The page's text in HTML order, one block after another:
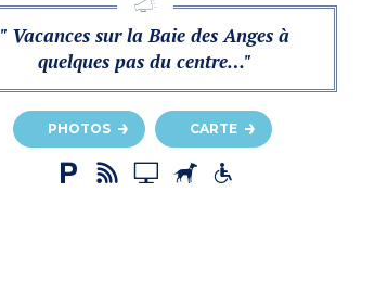
" Vacances sur la Baie des Anges à
quelques pas du centre…"
PHOTOS CARTE